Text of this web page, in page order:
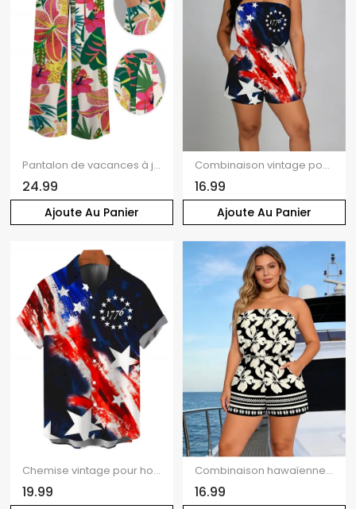
Ajoute Au Panier
Pantalon de vacances à jambes larges, imprimé floral tropical vibrant, poches et ceinture
24.99
Ajoute Au Panier
Combinaison vintage pour la fête de l'indépendance, imprimée avec des éléments du drapeau américain, poche et épaules dénudées, style patriotique
16.99
Chemise vintage pour homme, motif drapeau américain, boutonnée, style patriotique, idéale pour la fête de l'Indépendance.
19.99
Combinaison hawaïenne à imprimé floral tribal frangipanier, poche, épaules dénudées, combinaison de vacances
16.99